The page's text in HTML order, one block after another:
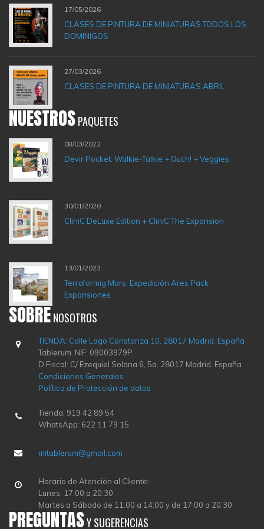
17/05/2026
CLASES DE PINTURA DE MINIATURAS TODOS LOS
DOMINIGOS
27/03/2026
CLASES DE PINTURA DE MINIATURAS ABRIL
NUESTROSPAQUETES
08/03/2022
Devir Pocket: Walkie-Talkie + Ouch! + Veggies
30/01/2020
CliniC DeLuxe Edition + CliniC The Expansion
13/01/2023
Terraformig Mars: Expedición Ares Pack
Expansiones
SOBRENOSOTROS
TIENDA: Calle Lago Constanza 10, 28017 Madrid. España
Tablerum. NIF: 09003979P.
D.Fiscal: C/ Ezequiel Solana 6, 5a. 28017 Madrid. España
Condiciones Generales
Política de Protección de datos
Tienda: 919 42 89 54
WhatsApp: 622 11 79 15
mitablerum@gmail.com
Horario de Atención al Cliente:
Lunes: 17:00 a 20:30
Martes a Sábado de 11:00 a 14:00 y de 17:00 a 20:30
PREGUNTASY SUGERENCIAS